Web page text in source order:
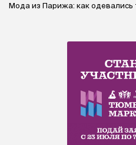
Мода из Парижа: как